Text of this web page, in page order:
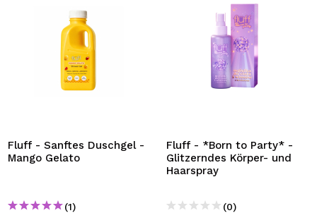
Fluff - Sanftes Duschgel -
Mango Gelato
(1)
Fluff - *Born to Party* -
Glitzerndes Körper- und
Haarspray
(0)